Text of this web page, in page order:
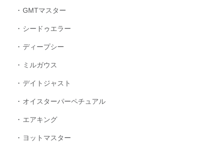
GMTマスター
シードゥエラー
ディープシー
ミルガウス
デイトジャスト
オイスターパーペチュアル
エアキング
ヨットマスター